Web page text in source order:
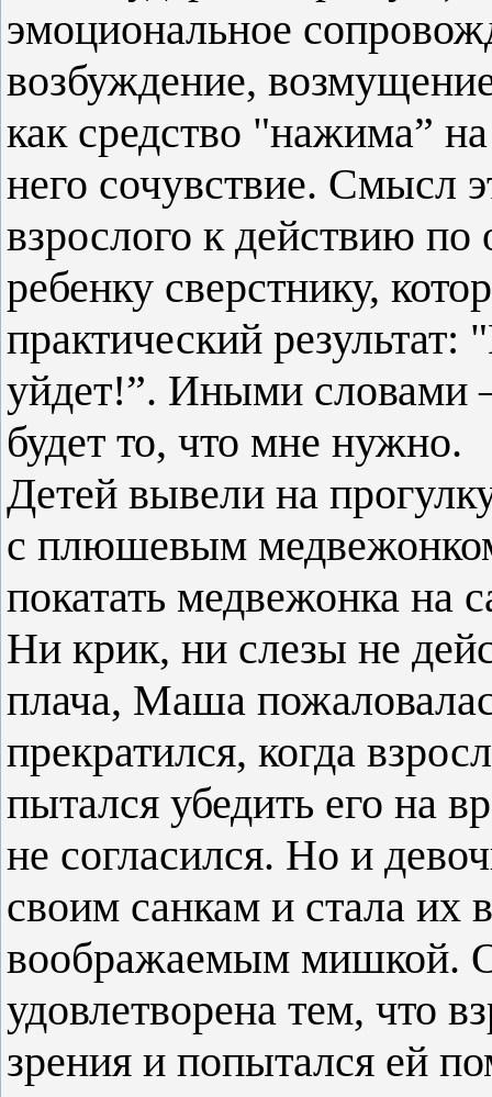
эмоциональное
возбуждение,
как средство "нажима”
него сочувствие. Смысл
взрослого к действию
ребенку сверстнику,
практический
уйдет!”. Иными словами
будет то, что мне нужно.
Детей вывели на
с плюшевым
покатать медвежонка на
Ни крик, ни слезы не
плача, Маша
прекратился, когда
пытался убедить его на
не согласился. Но и
своим санкам и стала их
воображаемым мишкой.
удовлетворена тем, что
зрения и попытался ей